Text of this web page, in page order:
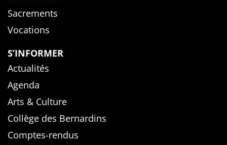
Sacrements
Vocations
S’INFORMER
Actualités
Agenda
Arts & Culture
Collège des Bernardins
Comptes-rendus